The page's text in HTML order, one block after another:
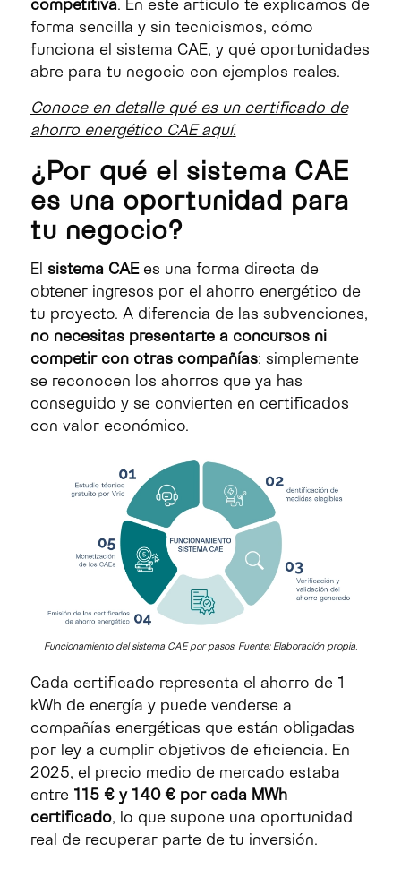
forma sencilla y sin tecnicismos, cómo
funciona el sistema CAE, y qué oportunidades
abre para tu negocio con ejemplos reales.
Conoce en detalle qué es un certificado de
ahorro energético CAE aquí.
¿Por qué el sistema CAE
es una oportunidad para
tu negocio?
El sistema CAEes una forma directa de
obtener ingresos por el ahorro energético de
tu proyecto. A diferencia de las subvenciones,
no necesitas presentarte a concursos ni
competir con otras compañías: simplemente
se reconocen los ahorros que ya has
conseguido y se convierten en certificados
con valor económico.
Funcionamiento del sistema CAE por pasos. Fuente: Elaboración propia.
Cada certificado representa el ahorro de 1
kWh de energía y puede venderse a
compañías energéticas que están obligadas
por ley a cumplir objetivos de eficiencia. En
2025, el precio medio de mercado estaba
entre 115 € y 140 € por cada MWh
certificado, lo que supone una oportunidad
real de recuperar parte de tu inversión.